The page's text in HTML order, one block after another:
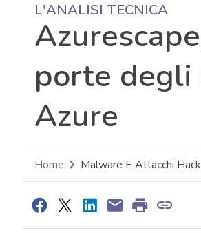
L'ANALISI TECNICA
porte degli
Azure
Home Malware E Attacchi